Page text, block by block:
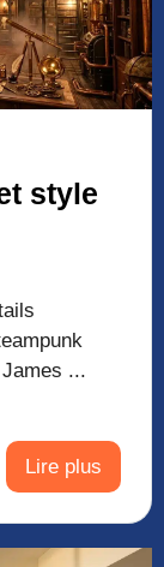
style
...
Lire plus